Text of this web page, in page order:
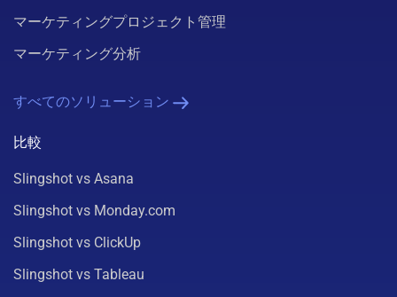
マーケティングプロジェクト管理
マーケティング分析
すべてのソリューション
比較
Slingshot vs Asana
Slingshot vs Monday.com
Slingshot vs ClickUp
Slingshot vs Tableau